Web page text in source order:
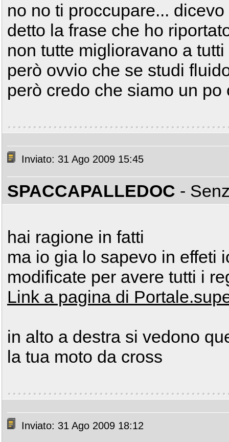
no no ti proccupare...
detto la frase che ho
non tutte miglioravano a
però ovvio che se studi
però credo che siamo un po
Inviato: 31 Ago 2009 15:45
SPACCAPALLEDOC -
hai ragione in fatti
ma io gia lo sapevo in effeti
modificate per avere tutti i
Link a pagina di
in alto a destra si vedono
la tua moto da cross
Inviato: 31 Ago 2009 18:12